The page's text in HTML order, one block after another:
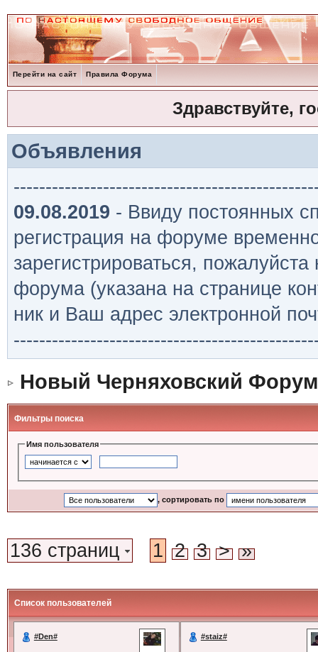
Перейти на сайт Правила Форума
Здравствуйте,
Объявления
09.08.2019 - Ввиду постоянных
регистрация на форуме
зарегистрироваться,
форума (указана на странице
ник и Ваш адрес электронной
Новый Черняховский Форум
Фильтры поиска
Имя пользователя
, сортировать по
136 страниц 1 2 3 > »
Список пользователей
#Den# #staiz#